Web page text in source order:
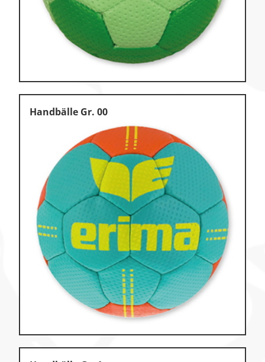
Klettern
Leichtathletik
Objekteinrichtungen
Psychomotorik
Tennis, Tischtennis
Therapiebedarf
Training, Vereinsbedarf
Turnen, Gymnastik, Ballett
Volleyball, Beachvolleyball
Wassersport
Handbälle Gr. 00